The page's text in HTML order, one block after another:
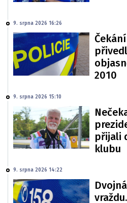
9. srpna 2026 16:26
2010
9. srpna 2026 15:10
přijali
klubu
9. srpna 2026 14:22